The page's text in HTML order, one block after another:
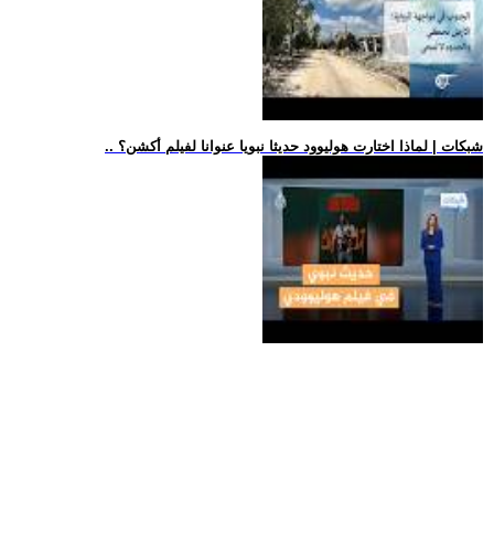
.. شبكات | لماذا اختارت هوليوود حديثا نبويا عنوانا لفيلم أكشن؟